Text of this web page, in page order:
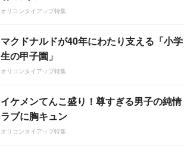
オリコンタイアップ特集
マクドナルドが40年にわたり支える「小学
生の甲子園」
オリコンタイアップ特集
イケメンてんこ盛り！尊すぎる男子の純情
ラブに胸キュン
オリコンタイアップ特集